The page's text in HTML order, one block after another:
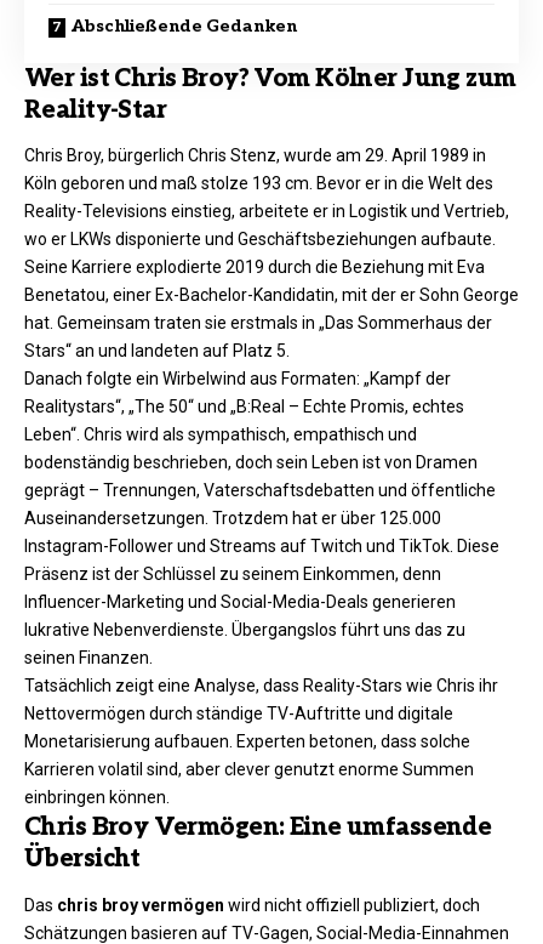
Abschließende Gedanken
Wer ist Chris Broy? Vom Kölner Jung zum
Reality-Star
Chris Broy, bürgerlich Chris Stenz, wurde am 29. April 1989 in
Köln geboren und maß stolze 193 cm. Bevor er in die Welt des
Reality-Televisions einstieg, arbeitete er in Logistik und Vertrieb,
wo er LKWs disponierte und Geschäftsbeziehungen aufbaute.
Seine Karriere explodierte 2019 durch die Beziehung mit Eva
Benetatou, einer Ex-Bachelor-Kandidatin, mit der er Sohn George
hat. Gemeinsam traten sie erstmals in „Das Sommerhaus der
Stars“ an und landeten auf Platz 5.​
Danach folgte ein Wirbelwind aus Formaten: „Kampf der
Realitystars“, „The 50“ und „B:Real – Echte Promis, echtes
Leben“. Chris wird als sympathisch, empathisch und
bodenständig beschrieben, doch sein Leben ist von Dramen
geprägt – Trennungen, Vaterschaftsdebatten und öffentliche
Auseinandersetzungen. Trotzdem hat er über 125.000
Instagram-Follower und Streams auf Twitch und TikTok. Diese
Präsenz ist der Schlüssel zu seinem Einkommen, denn
Influencer-Marketing und Social-Media-Deals generieren
lukrative Nebenverdienste. Übergangslos führt uns das zu
seinen Finanzen.
Tatsächlich zeigt eine Analyse, dass Reality-Stars wie Chris ihr
Nettovermögen durch ständige TV-Auftritte und digitale
Monetarisierung aufbauen. Experten betonen, dass solche
Karrieren volatil sind, aber clever genutzt enorme Summen
einbringen können.​
Chris Broy Vermögen: Eine umfassende
Übersicht
Das chris broy vermögen wird nicht offiziell publiziert, doch
Schätzungen basieren auf TV-Gagen, Social-Media-Einnahmen